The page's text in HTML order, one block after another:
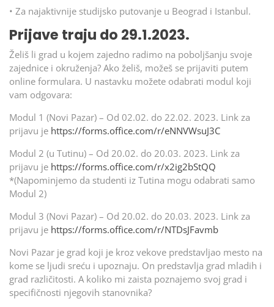
• Za najaktivnije studijsko putovanje u Beograd i Istanbul.
Prijave traju do 29.1.2023.
Želiš li grad u kojem zajedno radimo na poboljšanju svoje
zajednice i okruženja? Ako želiš, možeš se prijaviti putem
online formulara. U nastavku možete odabrati modul koji
vam odgovara:
Modul 1 (Novi Pazar) – Od 02.02. do 22.02. 2023. Link za
prijavu je https://forms.office.com/r/eNNVWsuJ3C
Modul 2 (u Tutinu) – Od 20.02. do 20.03. 2023. Link za
prijavu je https://forms.office.com/r/x2ig2bStQQ
*(Napominjemo da studenti iz Tutina mogu odabrati samo
Modul 2)
Modul 3 (Novi Pazar) – Od 20.02. do 20.03. 2023. Link za
prijavu je https://forms.office.com/r/NTDsJFavmb
Novi Pazar je grad koji je kroz vekove predstavljao mesto na
kome se ljudi sreću i upoznaju. On predstavlja grad mladih i
grad različitosti. A koliko mi zaista poznajemo svoj grad i
specifičnosti njegovih stanovnika?